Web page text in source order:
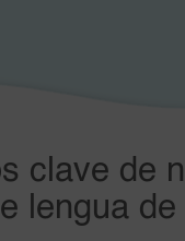
clave de
lengua de